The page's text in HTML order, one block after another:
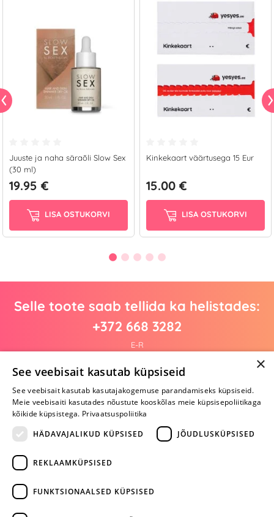
Juuste ja naha säraõli Slow Sex
(30 ml)
19.95 €
LISA OSTUKORVI
Kinkekaart väärtusega 15 Eur
15.00 €
LISA OSTUKORVI
Selle toote saab tellida ka helistades:
+372 668 3282
E-R
Arvustusi veel pole
Ole esimene!
Kirjuta arvustus ja SAA KINGITUS!
×
See veebisait kasutab küpsiseid
See veebisait kasutab kasutajakogemuse parandamiseks küpsiseid.
Meie veebisaiti kasutades nõustute kooskõlas meie küpsisepoliitikaga
kõikide küpsistega. Privaatsuspoliitika
HÄDAVAJALIKUD KÜPSISED
JÕUDLUSKÜPSISED
REKLAAMKÜPSISED
FUNKTSIONAALSED KÜPSISED